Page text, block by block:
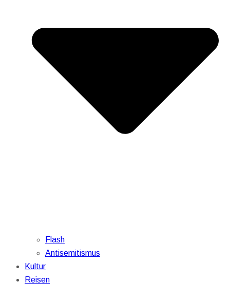
Flash
Antisemitismus
Kultur
Reisen